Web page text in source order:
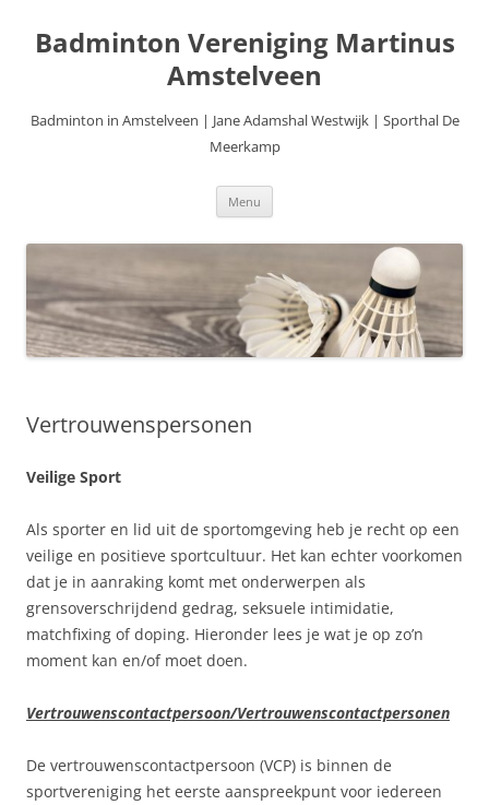
de
inhoud
Badminton Vereniging Martinus
Amstelveen
Badminton in Amstelveen | Jane Adamshal Westwijk | Sporthal De
Meerkamp
Menu
Vertrouwenspersonen
Veilige Sport
Als sporter en lid uit de sportomgeving heb je recht op een
veilige en positieve sportcultuur. Het kan echter voorkomen
dat je in aanraking komt met onderwerpen als
grensoverschrijdend gedrag, seksuele intimidatie,
matchfixing of doping. Hieronder lees je wat je op zo’n
moment kan en/of moet doen.
Vertrouwenscontactpersoon/Vertrouwenscontactpersonen
De vertrouwenscontactpersoon (VCP) is binnen de
sportvereniging het eerste aanspreekpunt voor iedereen